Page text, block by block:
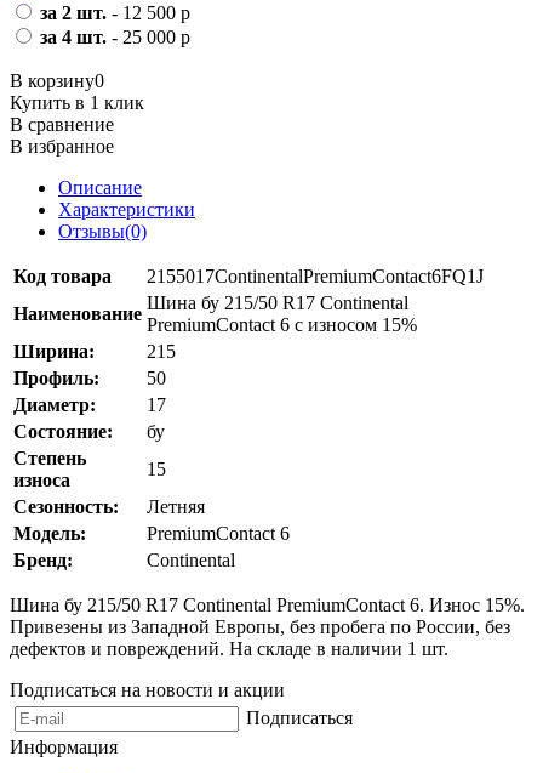
за 2 шт. - 12 500 р
за 4 шт. - 25 000 р
В корзину0
Купить в 1 клик
В сравнение
В избранное
Описание
Характеристики
Отзывы(0)
Код товара
2155017ContinentalPremiumContact6FQ1J
Наименование
Шина бу 215/50 R17 Continental
PremiumContact 6 с износом 15%
Ширина:
215
Профиль:
50
Диаметр:
17
Состояние:
бу
Степень
износа
15
Сезонность:
Летняя
Модель:
PremiumContact 6
Бренд:
Continental
Шина бу 215/50 R17 Continental PremiumContact 6. Износ 15%.
Привезены из Западной Европы, без пробега по России, без
дефектов и повреждений. На складе в наличии 1 шт.
Подписаться на новости и акции
Подписаться
Информация